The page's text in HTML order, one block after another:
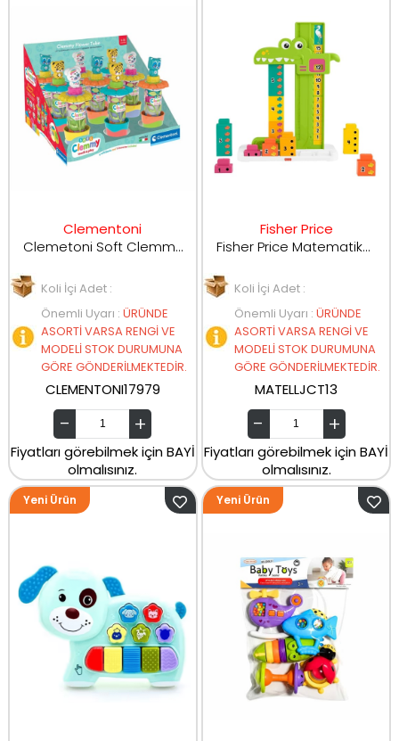
Clementoni
Clemetoni Soft Clemmy Bahçe Temalı Tüp Bloklar 17979
Koli İçi Adet :
Önemli Uyarı : ÜRÜNDE
ASORTİ VARSA RENGİ VE
MODELİ STOK DURUMUNA
GÖRE GÖNDERİLMEKTEDİR.
CLEMENTONI17979
Fiyatları görebilmek için BAYİ
olmalısınız.
Fisher Price
Fisher Price Matematikçi Timsah JCT13
Koli İçi Adet :
Önemli Uyarı : ÜRÜNDE
ASORTİ VARSA RENGİ VE
MODELİ STOK DURUMUNA
GÖRE GÖNDERİLMEKTEDİR.
MATELLJCT13
Fiyatları görebilmek için BAYİ
olmalısınız.
Yeni Ürün Yeni Ürün